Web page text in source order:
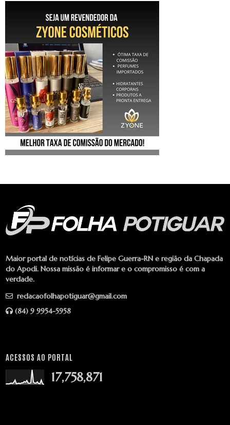
Maior portal de notícias de Felipe Guerra-RN e região da Chapada
do Apodi. Nossa missão é informar e o compromisso é com a
verdade.
redacaofolhapotiguar@gmail.com
(84) 9 9954-5958
ACESSOS AO PORTAL
17,758,871